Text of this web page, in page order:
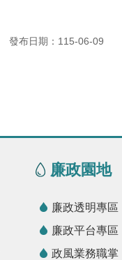
發布日期：115-06-09
廉政園地
廉政透明專區
廉政平台專區
政風業務職掌